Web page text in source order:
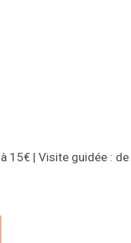
15€ | Visite guidée :